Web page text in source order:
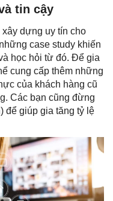
tin cậy
dựng uy tín cho
case study khiến
học hỏi từ đó. Để gia
cung cấp thêm những
của khách hàng cũ
Các bạn cũng đừng
để giúp gia tăng tỷ lệ